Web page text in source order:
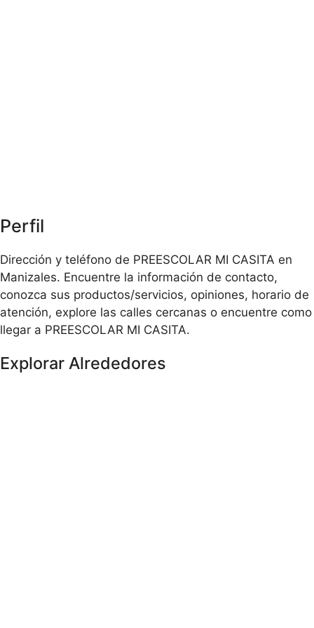
Perfil
Dirección y teléfono de PREESCOLAR MI CASITA en
Manizales. Encuentre la información de contacto,
conozca sus productos/servicios, opiniones, horario de
atención, explore las calles cercanas o encuentre como
llegar a PREESCOLAR MI CASITA.
Explorar Alrededores